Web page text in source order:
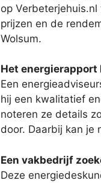
op
prijzen en de
Wolsum.
Het
Een
hij een kwalitatief
noteren ze details
door. Daarbij kan je
Een vakbedrijf
Deze